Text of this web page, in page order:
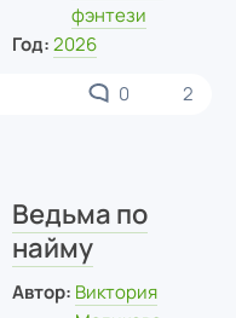
фэнтези
Год: 2026
0 2
Ведьма по
найму
Автор: Виктория